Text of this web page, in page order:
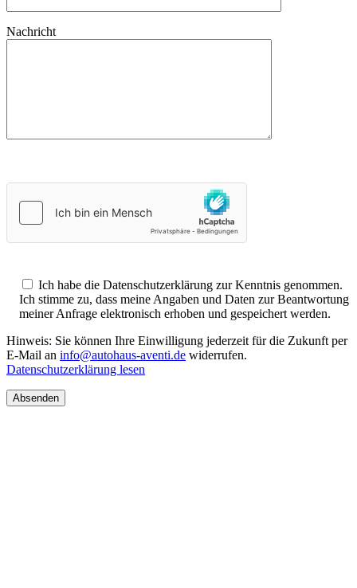
Nachricht
Ich habe die Datenschutzerklärung zur Kenntnis genommen.
Ich stimme zu, dass meine Angaben und Daten zur Beantwortung
meiner Anfrage elektronisch erhoben und gespeichert werden.
Hinweis: Sie können Ihre Einwilligung jederzeit für die Zukunft per
E-Mail an info@autohaus-aventi.de widerrufen.
Datenschutzerklärung lesen
Absenden